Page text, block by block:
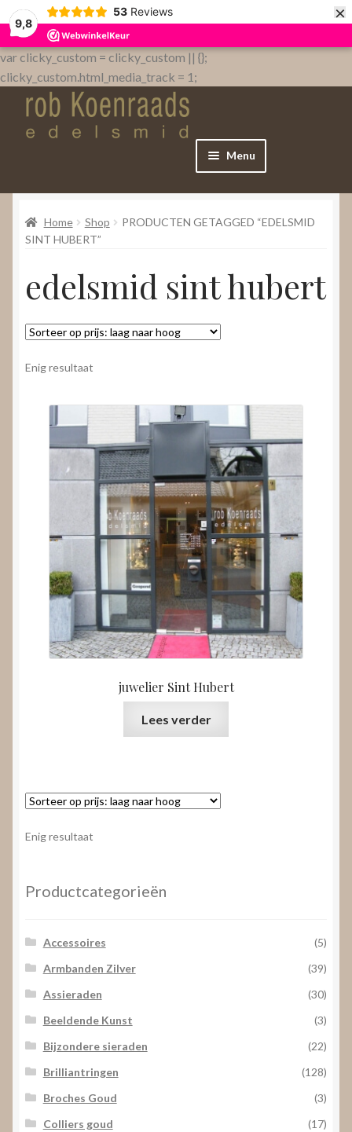
9,8
53 Reviews ×
var clicky_custom = clicky_custom || {};
clicky_custom.html_media_track = 1;
Menu
Home
WebShop
Over
Nieuws
Video’s
uitvouwen
Home Shop
PRODUCTEN GETAGGED “EDELSMID
SINT HUBERT”
edelsmid sint hubert
Enig resultaat
juwelier Sint Hubert
Lees verder
Enig resultaat
Productcategorieën
Accessoires
(5)
Armbanden Zilver
(39)
Assieraden
(30)
Beeldende Kunst
(3)
Bijzondere sieraden
(22)
Brilliantringen
(128)
Broches Goud
(3)
Colliers goud
(17)